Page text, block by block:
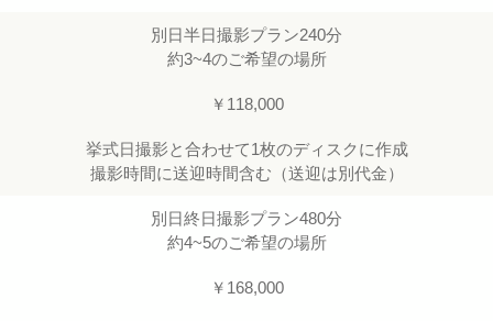
別日半日撮影プラン240分
約3~4のご希望の場所
￥118,000
挙式日撮影と合わせて1枚のディスクに作成
撮影時間に送迎時間含む（送迎は別代金）
別日終日撮影プラン480分
約4~5のご希望の場所
￥168,000